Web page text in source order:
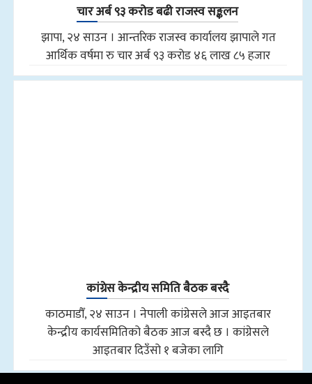
चार अर्ब ९३ करोड बढी राजस्व सङ्कलन
झापा, २४ साउन । आन्तरिक राजस्व कार्यालय झापाले गत
आर्थिक वर्षमा रु चार अर्ब ९३ करोड ४६ लाख ८५ हजार
कांग्रेस केन्द्रीय समिति बैठक बस्दै
काठमाडौँ, २४ साउन । नेपाली कांग्रेसले आज आइतबार
केन्द्रीय कार्यसमितिको बैठक आज बस्दै छ । कांग्रेसले
आइतबार दिउँसो १ बजेका लागि